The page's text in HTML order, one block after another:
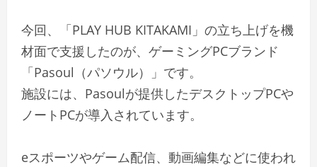
今回、「PLAY HUB KITAKAMI」の立ち上げを機
材面で支援したのが、ゲーミングPCブランド
「Pasoul（パソウル）」です。
施設には、Pasoulが提供したデスクトップPCや
ノートPCが導入されています。
eスポーツやゲーム配信、動画編集などに使われ